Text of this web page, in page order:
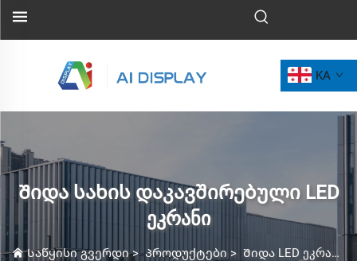
KA
Შიდა სახის დაკავშირებული LED
ეკრანი
Საწყისი გვერდი>Პროდუქტები > Შიდა LED ეკრანი